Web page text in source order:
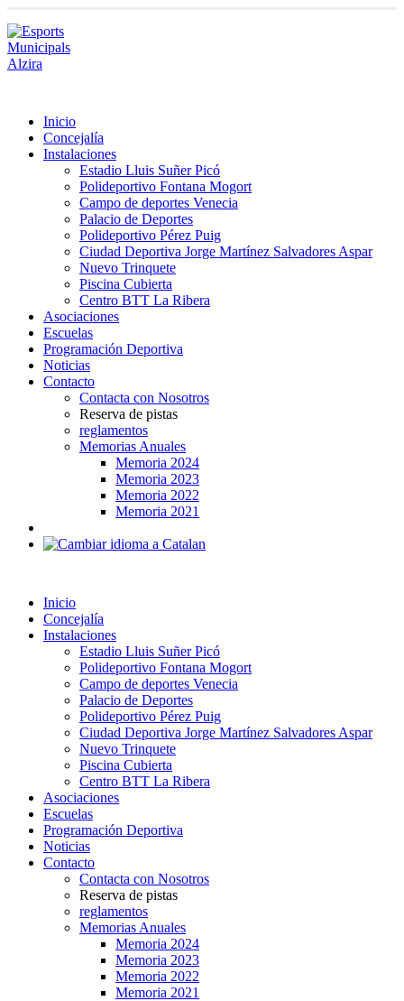
Inicio
Concejalía
Instalaciones
Estadio Lluis Suñer Picó
Polideportivo Fontana Mogort
Campo de deportes Venecia
Palacio de Deportes
Polideportivo Pérez Puig
Ciudad Deportiva Jorge Martínez Salvadores Aspar
Nuevo Trinquete
Piscina Cubierta
Centro BTT La Ribera
Asociaciones
Escuelas
Programación Deportiva
Noticias
Contacto
Contacta con Nosotros
Reserva de pistas
reglamentos
Memorias Anuales
Memoria 2024
Memoria 2023
Memoria 2022
Memoria 2021
Inicio
Concejalía
Instalaciones
Estadio Lluis Suñer Picó
Polideportivo Fontana Mogort
Campo de deportes Venecia
Palacio de Deportes
Polideportivo Pérez Puig
Ciudad Deportiva Jorge Martínez Salvadores Aspar
Nuevo Trinquete
Piscina Cubierta
Centro BTT La Ribera
Asociaciones
Escuelas
Programación Deportiva
Noticias
Contacto
Contacta con Nosotros
Reserva de pistas
reglamentos
Memorias Anuales
Memoria 2024
Memoria 2023
Memoria 2022
Memoria 2021